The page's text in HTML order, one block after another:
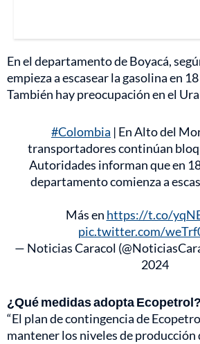
En el departamento de Boyacá,
empieza a escasear la gasolina en
También hay preocupación en el
#Colombia | En Alto del
transportadores continúan
Autoridades informan que en
departamento comienza a
Más en https://t.co/
pic.twitter.com/
— Noticias Caracol
2024
¿Qué medidas adopta Ecopetrol?
“El plan de contingencia de
mantener los niveles de producción